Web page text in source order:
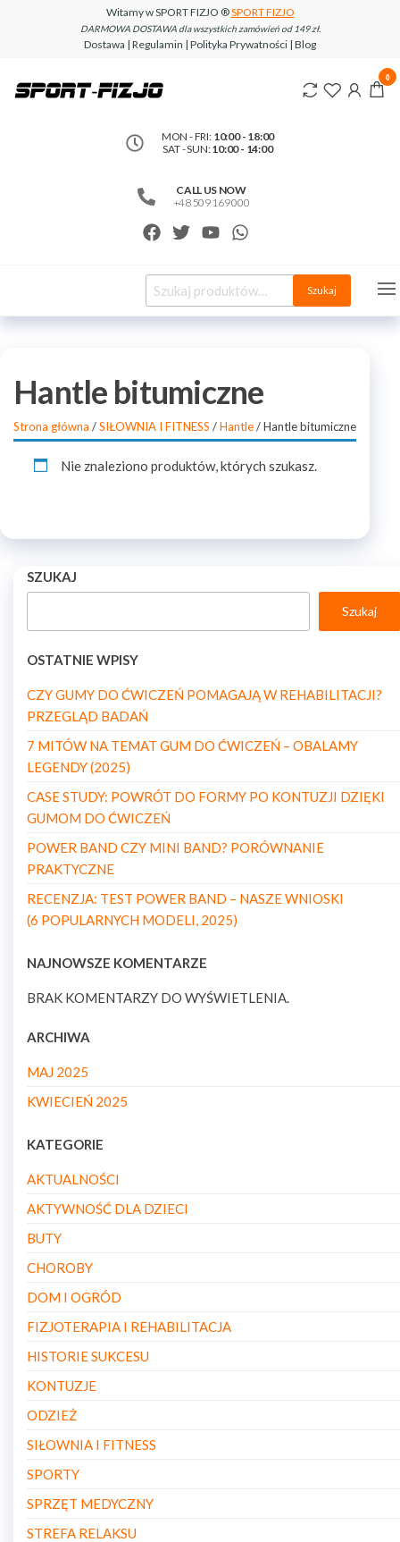
Witamy w SPORT FIZJO ®SPORT FIZJO
DARMOWA DOSTAWA dla wszystkich zamówień od 149 zł.
Dostawa | Regulamin | Polityka Prywatności | Blog
www.sport-
MON - FRI: 10:00 - 18:00
SAT - SUN:10:00 - 14:00
CALL US NOW
+48 509 169 000
0
Szukaj
Hantle bitumiczne
Strona główna /SIŁOWNIA I FITNESS /Hantle/ Hantle bitumiczne
Nie znaleziono produktów, których szukasz.
SZUKAJ
Szukaj
OSTATNIE WPISY
CZY GUMY DO ĆWICZEŃ POMAGAJĄ W REHABILITACJI?
PRZEGLĄD BADAŃ
7 MITÓW NA TEMAT GUM DO ĆWICZEŃ – OBALAMY
LEGENDY (2025)
CASE STUDY: POWRÓT DO FORMY PO KONTUZJI DZIĘKI
GUMOM DO ĆWICZEŃ
POWER BAND CZY MINI BAND? PORÓWNANIE
PRAKTYCZNE
RECENZJA: TEST POWER BAND – NASZE WNIOSKI
(6 POPULARNYCH MODELI, 2025)
NAJNOWSZE KOMENTARZE
BRAK KOMENTARZY DO WYŚWIETLENIA.
ARCHIWA
MAJ 2025
KWIECIEŃ 2025
KATEGORIE
AKTUALNOŚCI
AKTYWNOŚĆ DLA DZIECI
BUTY
CHOROBY
DOM I OGRÓD
FIZJOTERAPIA I REHABILITACJA
HISTORIE SUKCESU
KONTUZJE
ODZIEŻ
SIŁOWNIA I FITNESS
SPORTY
SPRZĘT MEDYCZNY
STREFA RELAKSU